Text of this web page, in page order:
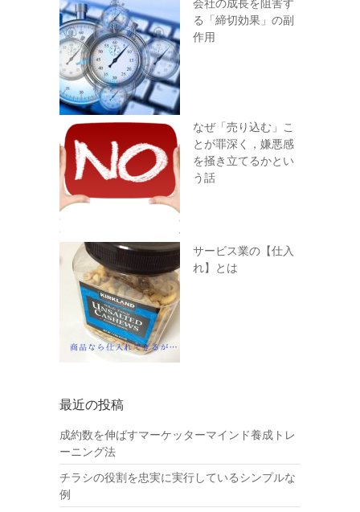
る「締切効果」の副
作用
なぜ「売り込む」こ
とが罪深く，嫌悪感
を掻き立てるかとい
う話
サービス業の【仕入
れ】とは
最近の投稿
成約数を伸ばすマーケッターマインド養成トレ
ーニング法
チラシの役割を忠実に実行しているシンプルな
例